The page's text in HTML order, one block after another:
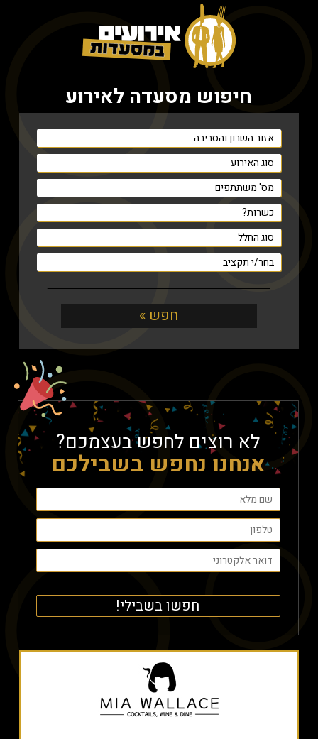
חיפוש מסעדה לאירוע
לא רוצים לחפש בעצמכם?
אנחנו נחפש בשבילכם